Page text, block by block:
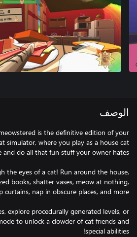
الوصف
is the definitive edition of your
simulator, where you play as a house cat
the eyes of a cat! Run around the house,
books, shatter vases, meow at nothing,
explore procedurally generated levels, or
to unlock a clowder of cat friends and